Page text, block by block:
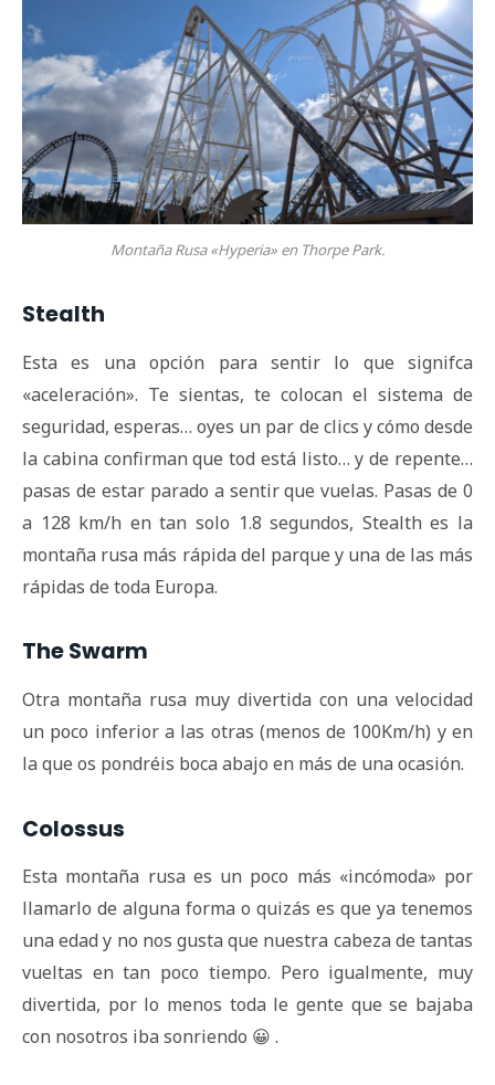
Montaña Rusa «Hyperia» en Thorpe Park.
Stealth
Esta es una opción para sentir lo que signifca
«aceleración». Te sientas, te colocan el sistema de
seguridad, esperas… oyes un par de clics y cómo desde
la cabina confirman que tod está listo… y de repente…
pasas de estar parado a sentir que vuelas. Pasas de 0
a 128 km/h en tan solo 1.8 segundos, Stealth es la
montaña rusa más rápida del parque y una de las más
rápidas de toda Europa.
The Swarm
Otra montaña rusa muy divertida con una velocidad
un poco inferior a las otras (menos de 100Km/h) y en
la que os pondréis boca abajo en más de una ocasión.
Colossus
Esta montaña rusa es un poco más «incómoda» por
llamarlo de alguna forma o quizás es que ya tenemos
una edad y no nos gusta que nuestra cabeza de tantas
vueltas en tan poco tiempo. Pero igualmente, muy
divertida, por lo menos toda le gente que se bajaba
con nosotros iba sonriendo 😀 .